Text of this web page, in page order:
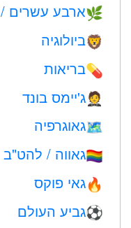
🌿ארבע עשרים / 420
🦁ביולוגיה
💊בריאות
🤵ג'יימס בונד
🗺גאוגרפיה
🏳️‍🌈גאווה / להט"ב
🔥גאי פוקס
⚽גביע העולם